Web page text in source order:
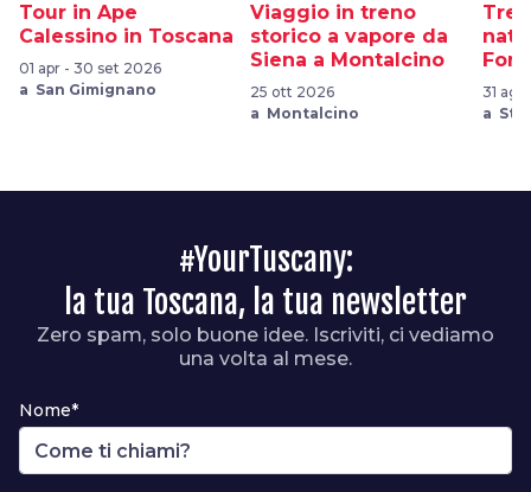
Tour in Ape
Calessino in Toscana
01 apr - 30 set 2026
a San Gimignano
Viaggio in treno
storico a vapore da
Siena a Montalcino
25 ott 2026
a Montalcino
31
a
#YourTuscany:
la tua Toscana, la tua newsletter
Zero spam, solo buone idee. Iscriviti, ci vediamo
una volta al mese.
Nome*